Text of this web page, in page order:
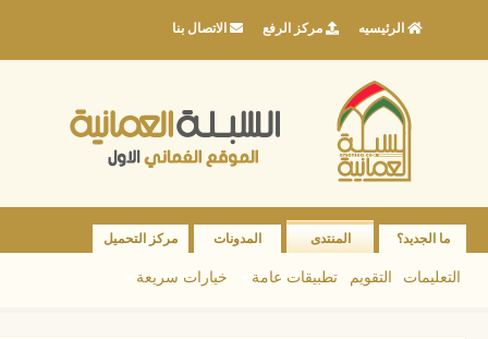
الرئيسيه مركز الرفع الاتصال بنا
ما الجديد؟ المنتدى
التعليمات التقويم تطبيقات عامة خيارات سريعة
المدونات مركز التحميل